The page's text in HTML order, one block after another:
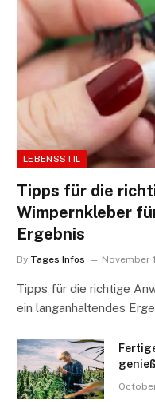
LEBENSSTIL
Tipps für die
Wimpernkleber
Ergebnis
By Tages Infos November
Tipps für die richtige
ein langanhaltendes